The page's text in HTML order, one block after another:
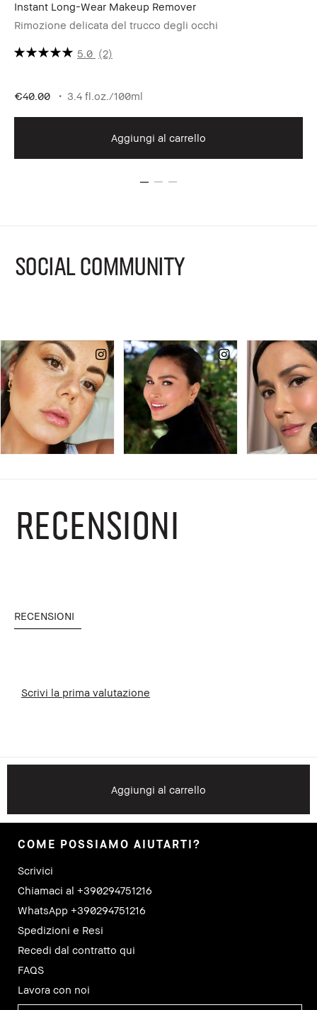
Instant Long-Wear Makeup Remover
Rimozione delicata del trucco degli occhi
5.0 (2)
€40.00 3.4 fl.oz./100ml
Aggiungi al carrello
SOCIAL COMMUNITY
RECENSIONI
RECENSIONI
Scrivi la prima valutazione
Aggiungi al carrello
COME POSSIAMO AIUTARTI?
Scrivici
Chiamaci al +390294751216
WhatsApp +390294751216
Spedizioni e Resi
Recedi dal contratto qui
FAQS
Lavora con noi